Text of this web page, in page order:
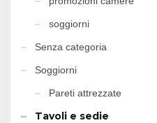
soggiorni
Senza categoria
Soggiorni
Pareti attrezzate
Tavoli e sedie